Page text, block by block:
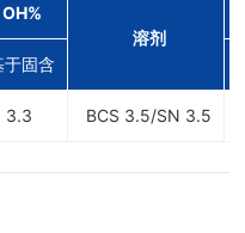
OH%
溶剂
于固含
3.3 BCS 3.5/SN 3.5